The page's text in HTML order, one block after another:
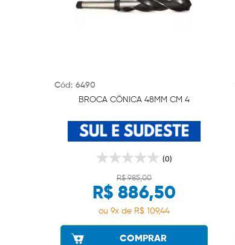
Cód: 6490
BROCA CÔNICA 48MM CM 4
(0)
R$ 985,00
R$ 886,50
ou 9x de R$ 109,44
COMPRAR